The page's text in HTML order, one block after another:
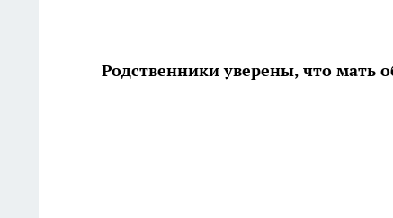
Родственники уверены, что мать